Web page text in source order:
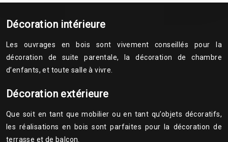
Décoration intérieure
Les ouvrages en bois sont vivement conseillés pour la
décoration de suite parentale, la décoration de chambre
d’enfants, et toute salle à vivre.
Décoration extérieure
Que soit en tant que mobilier ou en tant qu’objets décoratifs,
les réalisations en bois sont parfaites pour la décoration de
terrasse et de balcon.